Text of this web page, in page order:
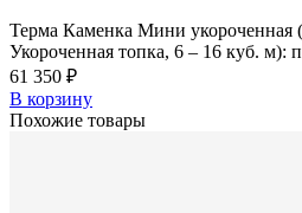
Терма Каменка Мини укороченная
Укороченная топка, 6 – 16 куб. м):
61 350 ₽
В корзину
Похожие товары